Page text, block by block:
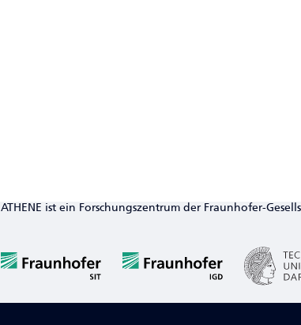
ATHENE ist ein Forschungszentrum der Fraunhofer-